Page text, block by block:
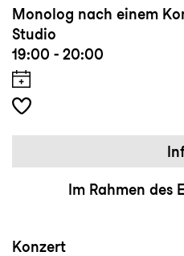
Monolog nach einem
Studio
19:00 - 20:00
Im Rahmen des
Konzert